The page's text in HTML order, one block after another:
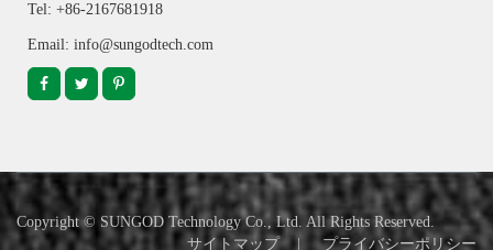
Tel: +86-2167681918
Email: info@sungodtech.com
Copyright © SUNGOD Technology Co., Ltd. All Rights Reserved.
サイトマップ|プライバシーポリシー